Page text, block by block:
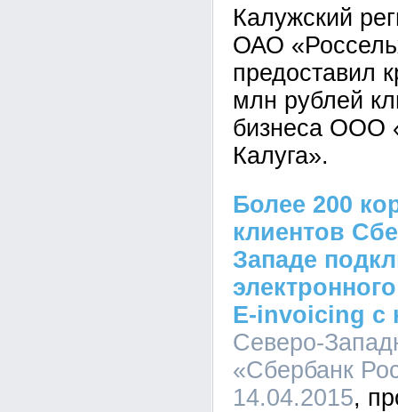
Калужский
ОАО
предоставил
млн рублей
бизнеса ООО
Калуга».
Более 200
клиентов
Западе
E-invoicing с
Северо-
«Сбербанк
14.04.2015